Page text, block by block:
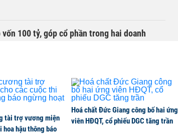
100 tỷ, góp cổ phần trong hai doanh
tháo chạy vì thị trường bốc hơi 40%, 150
tài trợ vương miện
hoa hậu thông báo
Hoá chất Đức Giang công bố hai ứng
viên HĐQT, cổ phiếu DGC tăng trần